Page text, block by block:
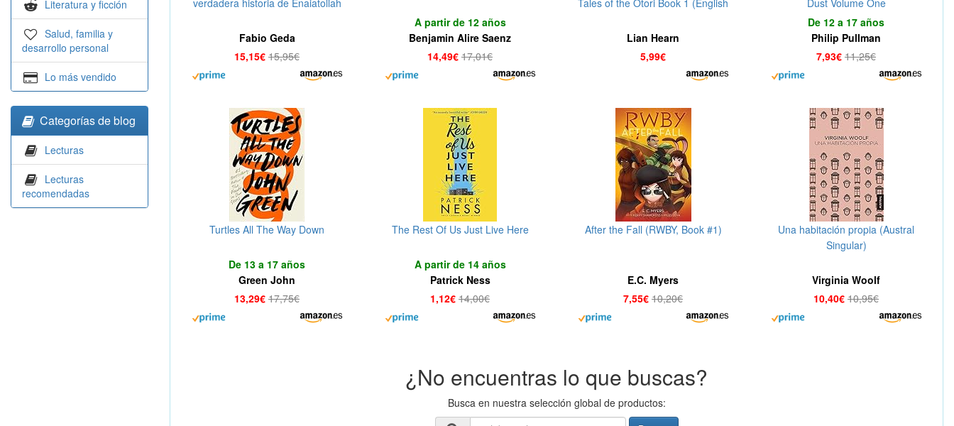
Literatura y ficción
Salud, familia y
desarrollo personal
Lo más vendido
Categorías de blog
Lecturas
Lecturas
recomendadas
verdadera historia de Enaiatollah
Fabio Geda
15,15€ 15,95€
A partir de 12 años
Benjamin Alire Saenz
14,49€ 17,01€
Tales of the Otori Book 1 (English
Lian Hearn
5,99€
Dust Volume One
De 12 a 17 años
Philip Pullman
7,93€ 11,25€
Turtles All The Way Down
De 13 a 17 años
Green John
13,29€ 17,75€
The Rest Of Us Just Live Here
A partir de 14 años
Patrick Ness
1,12€ 14,00€
After the Fall (RWBY, Book #1)
E.C. Myers
7,55€ 10,20€
Una habitación propia (Austral
Singular)
Virginia Woolf
10,40€ 10,95€
¿No encuentras lo que buscas?
Busca en nuestra selección global de productos: